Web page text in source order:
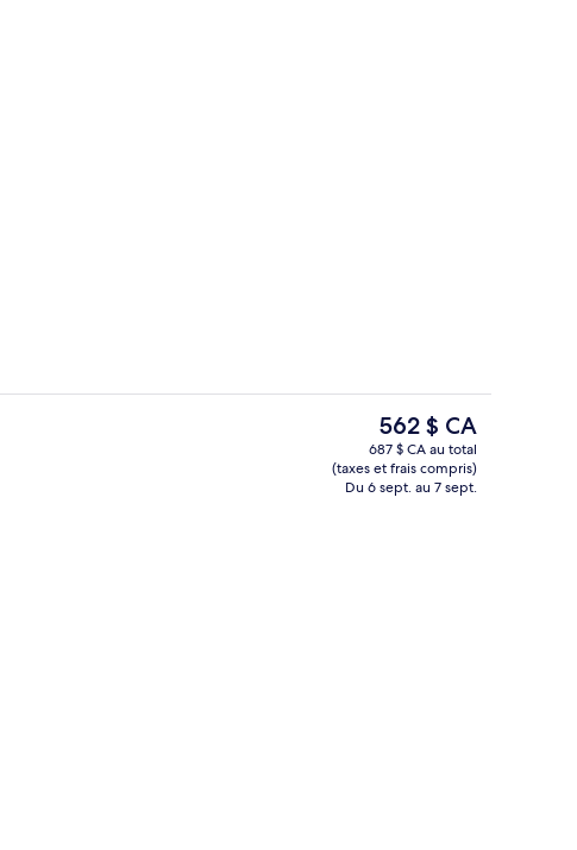
Chambre, au bord de l’océan
Le
prix
actuel
est
562 $ CA
687 $ CA au total
(taxes et frais compris)
Du 6 sept. au 7 sept.